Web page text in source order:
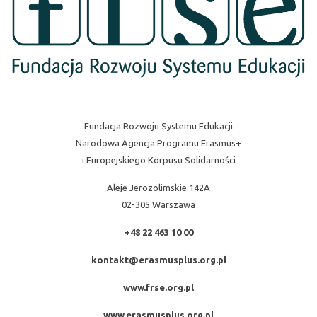
Fundacja Rozwoju Systemu Edukacji
Narodowa Agencja Programu Erasmus+
i Europejskiego Korpusu Solidarności
Aleje Jerozolimskie 142A
02-305 Warszawa
+48 22 463 10 00
kontakt@erasmusplus.org.pl
www.frse.org.pl
www.erasmusplus.org.pl